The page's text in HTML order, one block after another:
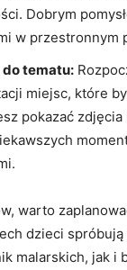
⁤Dobrym
w ⁣przestronnym
‌tematu:
miejsc, które
⁣pokazać
‍warto
⁣dzieci ⁣spróbują
malarskich, jak i